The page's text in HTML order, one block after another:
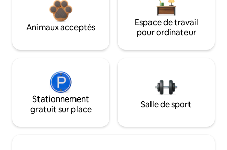
Animaux acceptés
Espace de travail
pour ordinateur
Stationnement
gratuit sur place
Salle de sport